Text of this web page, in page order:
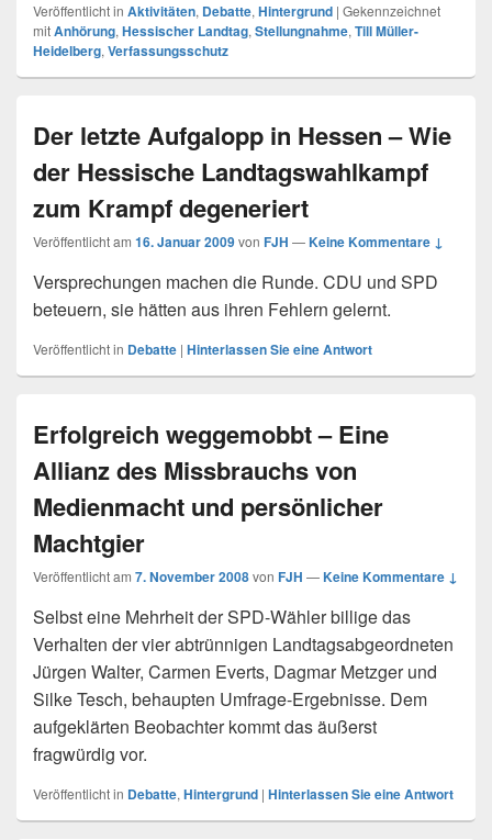
Veröffentlicht in Aktivitäten, Debatte, Hintergrund | Gekennzeichnet
mitAnhörung, Hessischer Landtag, Stellungnahme, Till Müller-
Heidelberg, Verfassungsschutz
Der letzte Aufgalopp in Hessen – Wie
der Hessische Landtagswahlkampf
zum Krampf degeneriert
Veröffentlicht am 16. Januar 2009von FJH —Keine Kommentare ↓
Versprechungen machen die Runde. CDU und SPD
beteuern, sie hätten aus ihren Fehlern gelernt.
Veröffentlicht in Debatte | Hinterlassen Sie eine Antwort
Erfolgreich weggemobbt – Eine
Allianz des Missbrauchs von
Medienmacht und persönlicher
Machtgier
Veröffentlicht am 7. November 2008von FJH —Keine Kommentare ↓
Selbst eine Mehrheit der SPD-Wähler billige das
Verhalten der vier abtrünnigen Landtagsabgeordneten
Jürgen Walter, Carmen Everts, Dagmar Metzger und
Silke Tesch, behaupten Umfrage-Ergebnisse. Dem
aufgeklärten Beobachter kommt das äußerst
fragwürdig vor.
Veröffentlicht in Debatte, Hintergrund | Hinterlassen Sie eine Antwort